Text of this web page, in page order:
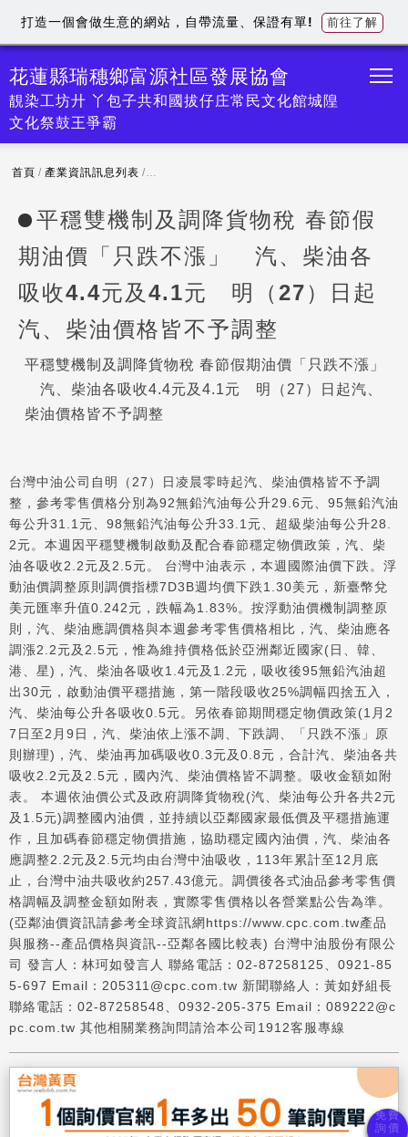
花蓮縣瑞穗鄉富源社區發展協會
靚染工坊廾 丫包子共和國拔仔庄常民文化館城隍
文化祭鼓王爭霸
首頁 / 產業資訊訊息列表 / 平穩雙機制及調降貨物稅 春節假期油價「只跌
平穩雙機制及調降貨物稅 春節假
期油價「只跌不漲」 汽、柴油各
吸收4.4元及4.1元 明（27）日起
汽、柴油價格皆不予調整
平穩雙機制及調降貨物稅 春節假期油價「只跌不漲」
汽、柴油各吸收4.4元及4.1元 明（27）日起汽、
柴油價格皆不予調整
台灣中油公司自明（27）日凌晨零時起汽、柴油價格皆不予調
整，參考零售價格分別為92無鉛汽油每公升29.6元、95無鉛汽油
每公升31.1元、98無鉛汽油每公升33.1元、超級柴油每公升28.
2元。本週因平穩雙機制啟動及配合春節穩定物價政策，汽、柴
油各吸收2.2元及2.5元。 台灣中油表示，本週國際油價下跌。浮
動油價調整原則調價指標7D3B週均價下跌1.30美元，新臺幣兌
美元匯率升值0.242元，跌幅為1.83%。按浮動油價機制調整原
則，汽、柴油應調價格與本週參考零售價格相比，汽、柴油應各
調漲2.2元及2.5元，惟為維持價格低於亞洲鄰近國家(日、韓、
港、星)，汽、柴油各吸收1.4元及1.2元，吸收後95無鉛汽油超
出30元，啟動油價平穩措施，第一階段吸收25%調幅四捨五入，
汽、柴油每公升各吸收0.5元。另依春節期間穩定物價政策(1月2
7日至2月9日，汽、柴油依上漲不調、下跌調、「只跌不漲」原
則辦理)，汽、柴油再加碼吸收0.3元及0.8元，合計汽、柴油各共
吸收2.2元及2.5元，國內汽、柴油價格皆不調整。吸收金額如附
表。 本週依油價公式及政府調降貨物稅(汽、柴油每公升各共2元
及1.5元)調整國內油價，並持續以亞鄰國家最低價及平穩措施運
作，且加碼春節穩定物價措施，協助穩定國內油價，汽、柴油各
應調整2.2元及2.5元均由台灣中油吸收，113年累計至12月底
止，台灣中油共吸收約257.43億元。調價後各式油品參考零售價
格調幅及調整金額如附表，實際零售價格以各營業點公告為準。
(亞鄰油價資訊請參考全球資訊網https://www.cpc.com.tw產品
與服務--產品價格與資訊--亞鄰各國比較表) 台灣中油股份有限公
司 發言人：林珂如發言人 聯絡電話：02-87258125、0921-85
5-697 Email：205311@cpc.com.tw 新聞聯絡人：黃如妤組長
聯絡電話：02-87258548、0932-205-375 Email：089222@c
pc.com.tw 其他相關業務詢問請洽本公司1912客服專線
打造一個會做生意的網站，自帶流量、保證有單! 前往了解